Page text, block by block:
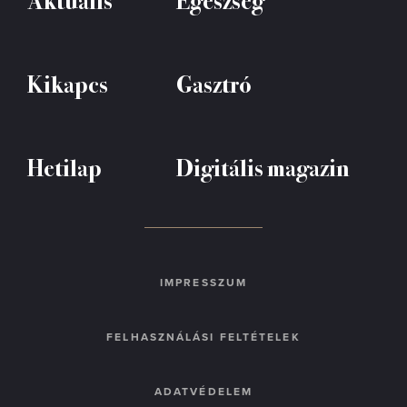
Kikapcs Gasztró
Hetilap Digitális magazin
IMPRESSZUM
FELHASZNÁLÁSI FELTÉTELEK
ADATVÉDELEM